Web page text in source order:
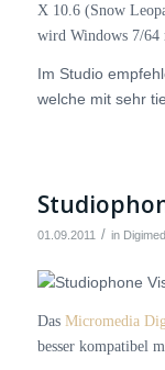
X 10.6 (Snow
wird Windows 7/64
Im Studio
welche mit sehr
01.09.2011 / in
Das Micromedia
besser kompatibel